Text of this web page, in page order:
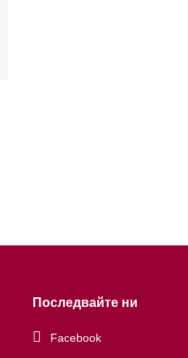
Последвайте ни
Facebook